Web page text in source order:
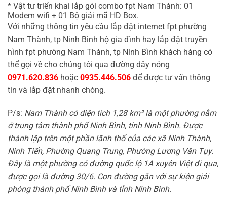
* Vật tư triển khai lắp gói combo fpt Nam Thành: 01
Modem wifi + 01 Bộ giải mã HD Box.
Với những thông tin yêu cầu lắp đặt internet fpt phường
Nam Thành, tp Ninh Bình hộ gia đình hay lắp đặt truyền
hình fpt phường Nam Thành, tp Ninh Bình khách hàng có
thể gọi về cho chúng tôi qua đường dây nóng
0971.620.836 hoặc 0935.446.506 để được tư vấn thông
tin và lắp đặt nhanh chóng.
P/s: Nam Thành có diện tích 1,28 km² là một phường nằm
ở trung tâm thành phố Ninh Bình, tỉnh Ninh Bình. Được
thành lập trên một phần lãnh thổ của các xã Ninh Thành,
Ninh Tiến, Phường Quang Trung, Phường Lương Văn Tụy.
Đây là một phường có đường quốc lộ 1A xuyên Việt đi qua,
được gọi là đường 30/6. Con đường gắn với sự kiện giải
phóng thành phố Ninh Bình và tỉnh Ninh Bình.